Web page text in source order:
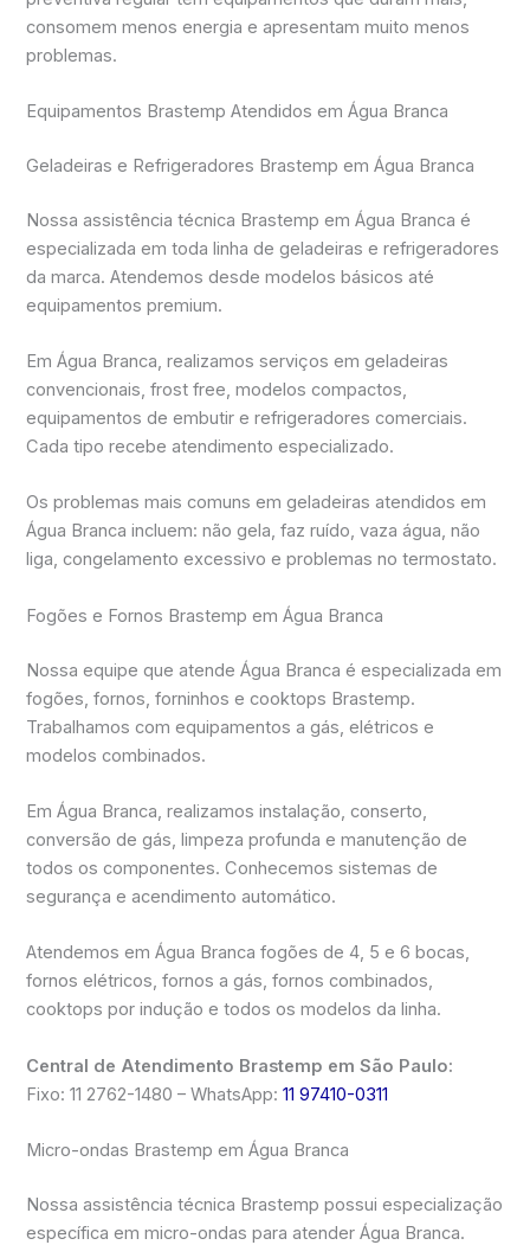
consomem menos energia e apresentam muito menos
problemas.
Equipamentos Brastemp Atendidos em Água Branca
Geladeiras e Refrigeradores Brastemp em Água Branca
Nossa assistência técnica Brastemp em Água Branca é
especializada em toda linha de geladeiras e refrigeradores
da marca. Atendemos desde modelos básicos até
equipamentos premium.
Em Água Branca, realizamos serviços em geladeiras
convencionais, frost free, modelos compactos,
equipamentos de embutir e refrigeradores comerciais.
Cada tipo recebe atendimento especializado.
Os problemas mais comuns em geladeiras atendidos em
Água Branca incluem: não gela, faz ruído, vaza água, não
liga, congelamento excessivo e problemas no termostato.
Fogões e Fornos Brastemp em Água Branca
Nossa equipe que atende Água Branca é especializada em
fogões, fornos, forninhos e cooktops Brastemp.
Trabalhamos com equipamentos a gás, elétricos e
modelos combinados.
Em Água Branca, realizamos instalação, conserto,
conversão de gás, limpeza profunda e manutenção de
todos os componentes. Conhecemos sistemas de
segurança e acendimento automático.
Atendemos em Água Branca fogões de 4, 5 e 6 bocas,
fornos elétricos, fornos a gás, fornos combinados,
cooktops por indução e todos os modelos da linha.
Central de Atendimento Brastemp em São Paulo:
Fixo: 11 2762-1480 – WhatsApp:11 97410-0311
Micro-ondas Brastemp em Água Branca
Nossa assistência técnica Brastemp possui especialização
específica em micro-ondas para atender Água Branca.